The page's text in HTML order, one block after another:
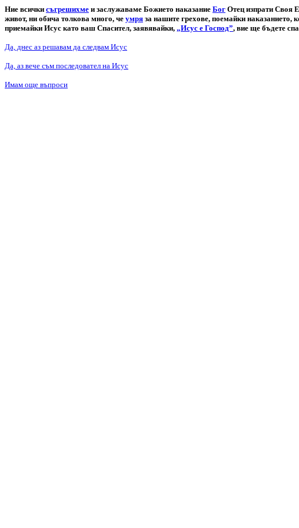
Ние всички съгрешихме и заслужаваме Божието наказание Бог Отец изпрати Своя
живот, ни обича толкова много, че умря за нашите грехове, поемайки наказанието,
приемайки Исус като ваш Спасител, заявявайки, „Исус е Господ”, вие ще бъдете
Да, днес аз решавам да следвам Исус
Да, аз вече съм последовател на Исус
Имам още въпроси